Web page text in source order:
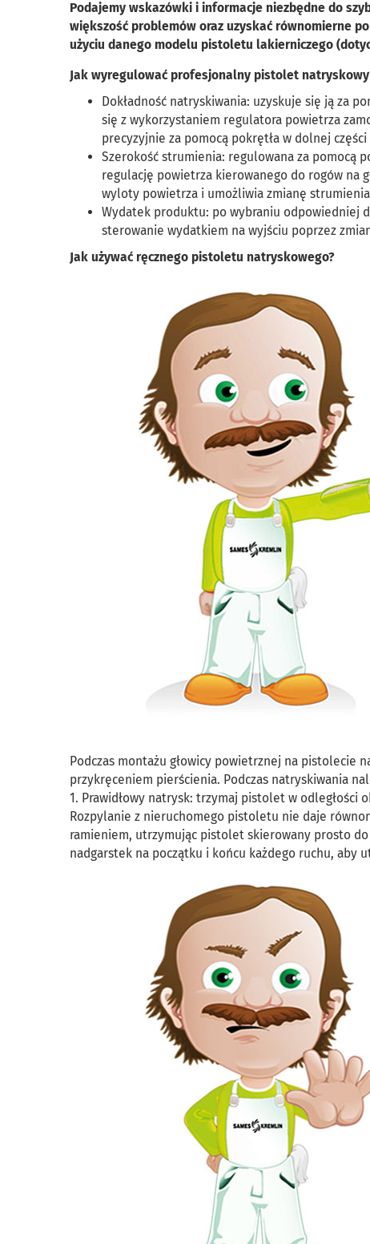
Podajemy wskazówki i informacje niezbędne do
większość problemów oraz uzyskać równomierne
użyciu danego modelu pistoletu lakierniczego
Jak wyregulować profesjonalny pistolet
Dokładność natryskiwania: uzyskuje się ją za
się z wykorzystaniem regulatora powietrza
precyzyjnie za pomocą pokrętła w dolnej
Szerokość strumienia: regulowana za pomocą
regulację powietrza kierowanego do rogów na
wyloty powietrza i umożliwia zmianę
Wydatek produktu: po wybraniu odpowiedniej
sterowanie wydatkiem na wyjściu poprzez
Jak używać ręcznego pistoletu natryskowego?
Podczas montażu głowicy powietrznej na pistolecie
przykręceniem pierścienia. Podczas natryskiwania
1. Prawidłowy natrysk: trzymaj pistolet w
Rozpylanie z nieruchomego pistoletu nie daje
ramieniem, utrzymując pistolet skierowany prosto
nadgarstek na początku i końcu każdego ruchu, aby